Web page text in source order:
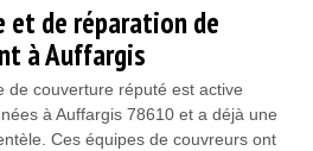
et de réparation de
à Auffargis
de couverture réputé est active
à Auffargis 78610 et a déjà une
Ces équipes de couvreurs ont